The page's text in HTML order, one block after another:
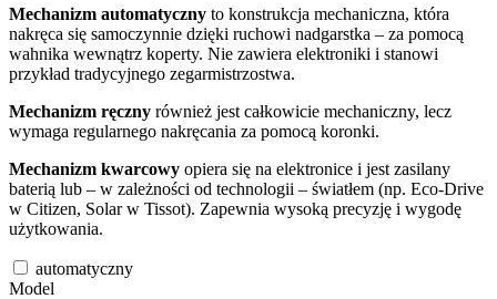
Mechanizm automatyczny to konstrukcja mechaniczna, która
nakręca się samoczynnie dzięki ruchowi nadgarstka – za pomocą
wahnika wewnątrz koperty. Nie zawiera elektroniki i stanowi
przykład tradycyjnego zegarmistrzostwa.
Mechanizm ręczny również jest całkowicie mechaniczny, lecz
wymaga regularnego nakręcania za pomocą koronki.
Mechanizm kwarcowy opiera się na elektronice i jest zasilany
baterią lub – w zależności od technologii – światłem (np. Eco-Drive
w Citizen, Solar w Tissot). Zapewnia wysoką precyzję i wygodę
użytkowania.
automatyczny
Model